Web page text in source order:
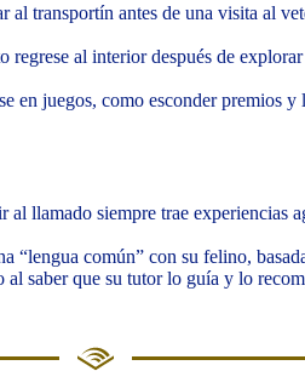
al transportín antes de una visita al
regrese al interior después de
en juegos, como esconder premios
al llamado siempre trae experiencias
“lengua común” con su felino,
al saber que su tutor lo guía y lo